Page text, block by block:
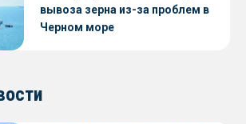
вывоза зерна из-за проблем в
Черном море